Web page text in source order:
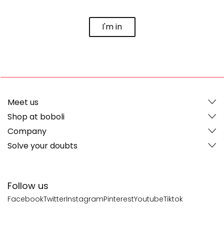
I'm in
Follow us
FacebookTwitterInstagramPinterestYoutubeTiktok
Meet us
Shop at boboli
Company
Solve your doubts